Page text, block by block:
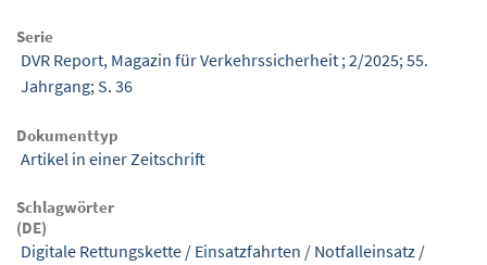
Serie
DVR Report, Magazin für Verkehrssicherheit ; 2/2025; 55.
Jahrgang; S. 36
Dokumenttyp
Artikel in einer Zeitschrift
Schlagwörter
(DE)
Digitale Rettungskette / Einsatzfahrten / Notfalleinsatz /